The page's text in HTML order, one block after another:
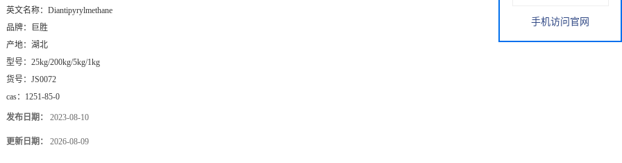
英文名称： Diantipyrylmethane
品牌：
巨胜
产地： 湖北
型号： 25kg/200kg/5kg/1kg
货号： JS0072
cas： 1251-85-0
发布日期： 2023-08-10
更新日期： 2026-08-09
手机访问官网